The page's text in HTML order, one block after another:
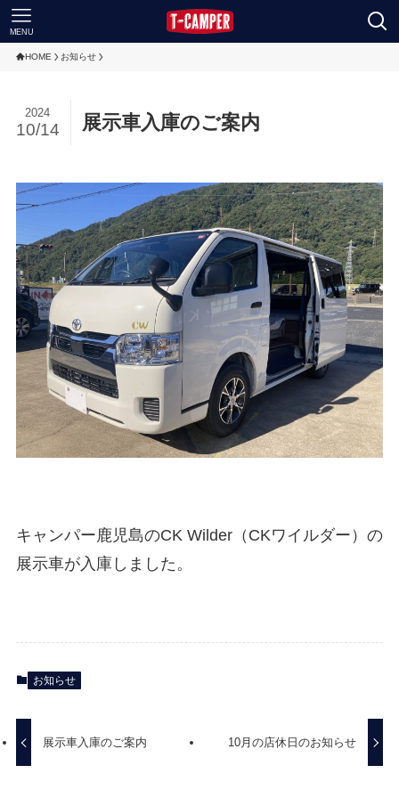
MENU
HOME お知らせ
展示車入庫のご案内
2024
10/14
キャンパー鹿児島のCK Wilder（CKワイルダー）の
展示車が入庫しました。
お知らせ
展示車入庫のご案内 10月の店休日のお知らせ